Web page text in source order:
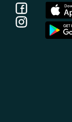
Facebook
Instagram
App
Store
App
Store